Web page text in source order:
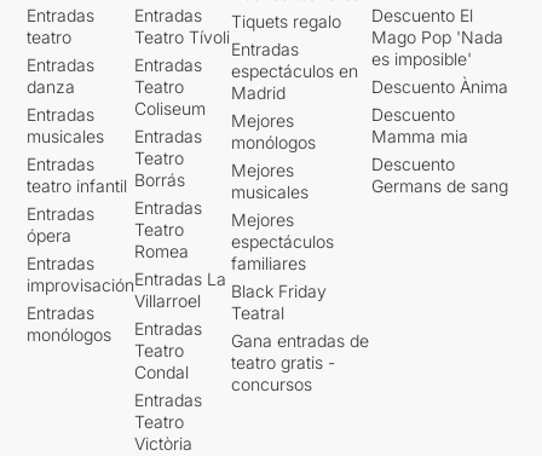
Entradas
teatro
Entradas
danza
Entradas
musicales
Entradas
teatro infantil
Entradas
ópera
Entradas
improvisación
Entradas
monólogos
Entradas
Teatro Tívoli
Entradas
Teatro
Coliseum
Entradas
Teatro
Borrás
Entradas
Teatro
Romea
Entradas La
Villarroel
Entradas
Teatro
Condal
Entradas
Teatro
Victòria
Tiquets regalo
Entradas
espectáculos en
Madrid
Mejores
monólogos
Mejores
musicales
Mejores
espectáculos
familiares
Black Friday
Teatral
Gana entradas de
teatro gratis -
concursos
Descuento El
Mago Pop 'Nada
es imposible'
Descuento Ànima
Descuento
Mamma mia
Descuento
Germans de sang